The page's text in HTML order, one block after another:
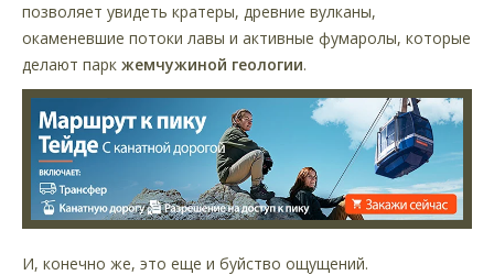
позволяет увидеть кратеры, древние вулканы,
окаменевшие потоки лавы и активные фумаролы, которые
делают парк жемчужиной геологии.
И, конечно же, это еще и буйство ощущений.